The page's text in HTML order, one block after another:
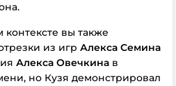
вы также
из игр Алекса Семина
Алекса Овечкина в
но Кузя демонстрировал